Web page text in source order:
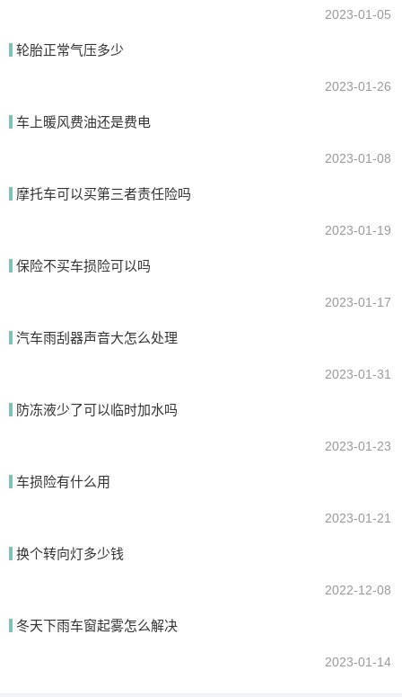
提交
2023-01-05
轮胎正常气压多少
2023-01-26
车上暖风费油还是费电
2023-01-08
摩托车可以买第三者责任险吗
2023-01-19
保险不买车损险可以吗
2023-01-17
汽车雨刮器声音大怎么处理
2023-01-31
防冻液少了可以临时加水吗
2023-01-23
车损险有什么用
2023-01-21
换个转向灯多少钱
2022-12-08
冬天下雨车窗起雾怎么解决
2023-01-14